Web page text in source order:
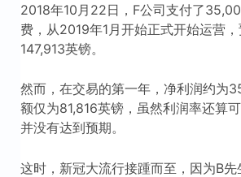
2018年10月22日，F公司支付了
费，从2019年1月开始正式开始运营
147,913英镑。
然而，在交易的第一年，净利润约为
额仅为81,816英镑，虽然利润率还算
并没有达到预期。
这时，新冠大流行接踵而至，因为B